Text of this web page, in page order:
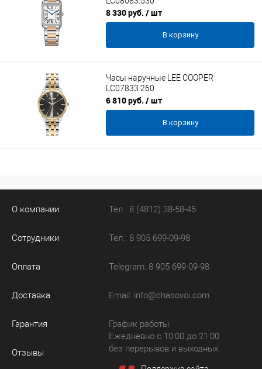
8 330 руб. / шт
В корзину
Часы наручные LEE COOPER
LC07833.260
6 810 руб. / шт
В корзину
О компании
Сотрудники
Оплата
Доставка
Гарантия
Отзывы
Тел.: 8 (4812) 38-58-45
Тел.: 8 905 699-09-98
Telegram: 8 905 699-09-98
Email: info@chasovoi.com
График работы
Ежедневно с 10:00 до 21:00
без перерывов и выходных